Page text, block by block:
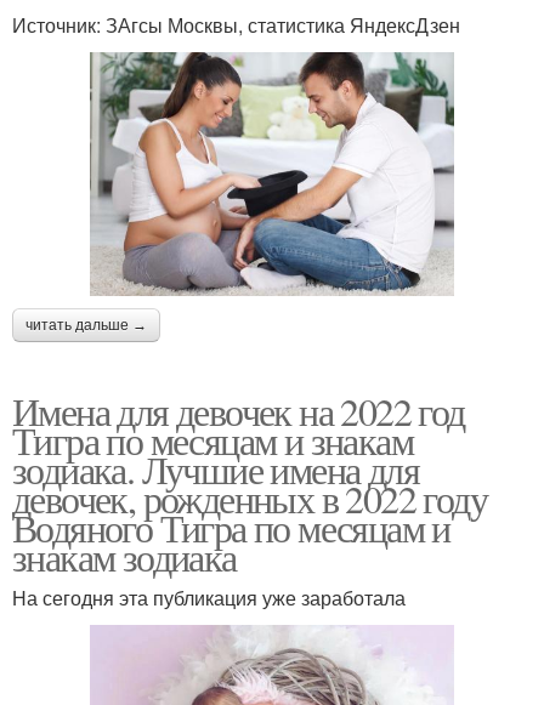
Источник: ЗАгсы Москвы, статистика ЯндексДзен
читать дальше →
Имена для девочек на 2022 год
Тигра по месяцам и знакам
зодиака. Лучшие имена для
девочек, рожденных в 2022 году
Водяного Тигра по месяцам и
знакам зодиака
На сегодня эта публикация уже заработала